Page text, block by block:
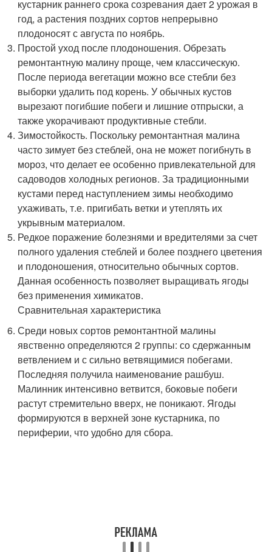
кустарник раннего срока созревания дает 2 урожая в
год, а растения поздних сортов непрерывно
плодоносят с августа по ноябрь.
Простой уход после плодоношения. Обрезать
ремонтантную малину проще, чем классическую.
После периода вегетации можно все стебли без
выборки удалить под корень. У обычных кустов
вырезают погибшие побеги и лишние отпрыски, а
также укорачивают продуктивные стебли.
Зимостойкость. Поскольку ремонтантная малина
часто зимует без стеблей, она не может погибнуть в
мороз, что делает ее особенно привлекательной для
садоводов холодных регионов. За традиционными
кустами перед наступлением зимы необходимо
ухаживать, т.е. пригибать ветки и утеплять их
укрывным материалом.
Редкое поражение болезнями и вредителями за счет
полного удаления стеблей и более позднего цветения
и плодоношения, относительно обычных сортов.
Данная особенность позволяет выращивать ягоды
без применения химикатов.
Сравнительная характеристика
Среди новых сортов ремонтантной малины
явственно определяются 2 группы: со сдержанным
ветвлением и с сильно ветвящимися побегами.
Последняя получила наименование рашбуш.
Малинник интенсивно ветвится, боковые побеги
растут стремительно вверх, не поникают. Ягоды
формируются в верхней зоне кустарника, по
периферии, что удобно для сбора.